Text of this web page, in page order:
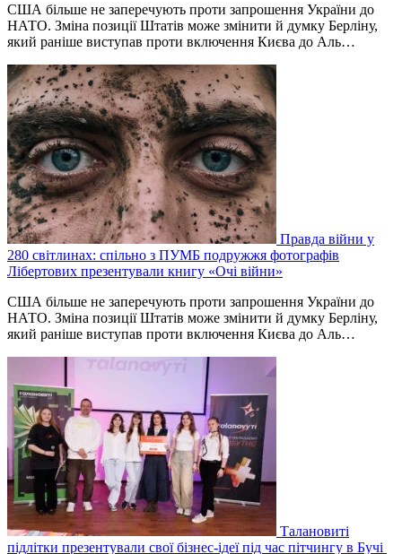
США більше не заперечують проти запрошення України до
НАТО. Зміна позиції Штатів може змінити й думку Берліну,
який раніше виступав проти включення Києва до Аль…
Правда війни у
280 світлинах: спільно з ПУМБ подружжя фотографів
Лібертових презентували книгу «Очі війни»
США більше не заперечують проти запрошення України до
НАТО. Зміна позиції Штатів може змінити й думку Берліну,
який раніше виступав проти включення Києва до Аль…
Талановиті
підлітки презентували свої бізнес-ідеї під час пітчингу в Бучі